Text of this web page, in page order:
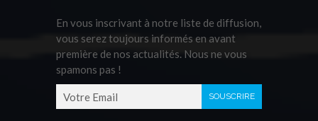
En vous inscrivant à notre liste de diffusion,
vous serez toujours informés en avant
première de nos actualités. Nous ne vous
spamons pas !